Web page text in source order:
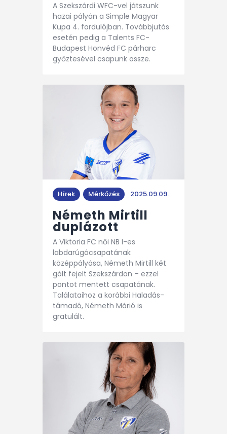
A Szekszárdi WFC-vel játszunk
hazai pályán a Simple Magyar
Kupa 4. fordulójban. Továbbjutás
esetén pedig a Talents FC-
Budapest Honvéd FC párharc
győztesével csapunk össze.
Hírek Mérkőzés 2025.09.09.
Németh Mirtill
duplázott
A Viktoria FC női NB I-es
labdarúgócsapatának
középpályása, Németh Mirtill két
gólt fejelt Szekszárdon – ezzel
pontot mentett csapatának.
Találataihoz a korábbi Haladás-
támadó, Németh Márió is
gratulált.